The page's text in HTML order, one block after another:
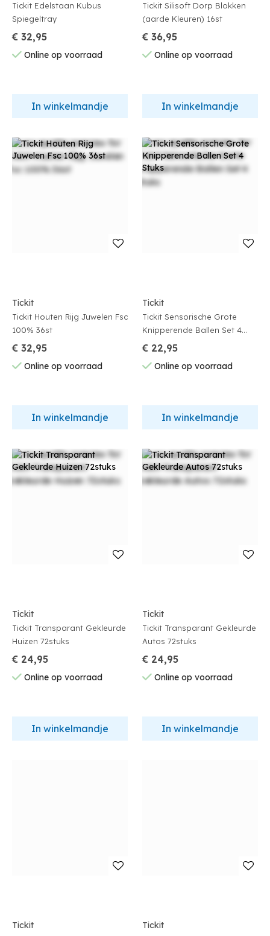
Tickit Edelstaan Kubus
Spiegeltray
€ 32,95
Online op voorraad
In winkelmandje
Tickit Silisoft Dorp Blokken
(aarde Kleuren) 16st
€ 36,95
Online op voorraad
In winkelmandje
Tickit
Tickit Houten Rijg Juwelen Fsc
100% 36st
€ 32,95
Online op voorraad
In winkelmandje
Tickit
Tickit Sensorische Grote
Knipperende Ballen Set 4
Stuks
€ 22,95
Online op voorraad
In winkelmandje
Tickit
Tickit Transparant Gekleurde
Huizen 72stuks
€ 24,95
Online op voorraad
In winkelmandje
Tickit
Tickit Transparant Gekleurde
Autos 72stuks
€ 24,95
Online op voorraad
In winkelmandje
Tickit Tickit